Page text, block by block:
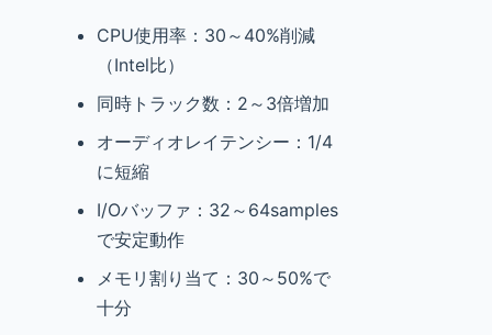
CPU使用率：30～40%削減
（Intel比）
同時トラック数：2～3倍増加
オーディオレイテンシー：1/4
に短縮
I/Oバッファ：32～64samples
で安定動作
メモリ割り当て：30～50%で
十分